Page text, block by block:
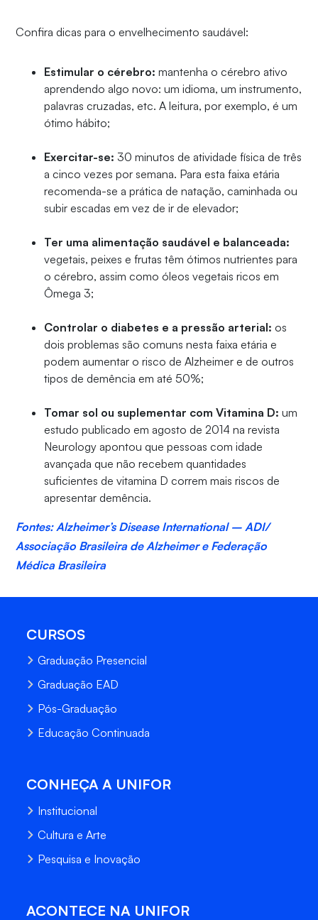
Confira dicas para o envelhecimento saudável:
Estimular o cérebro: mantenha o cérebro ativo
aprendendo algo novo: um idioma, um instrumento,
palavras cruzadas, etc. A leitura, por exemplo, é um
ótimo hábito;
Exercitar-se: 30 minutos de atividade física de três
a cinco vezes por semana. Para esta faixa etária
recomenda-se a prática de natação, caminhada ou
subir escadas em vez de ir de elevador;
Ter uma alimentação saudável e balanceada:
vegetais, peixes e frutas têm ótimos nutrientes para
o cérebro, assim como óleos vegetais ricos em
Ômega 3;
Controlar o diabetes e a pressão arterial:os
dois problemas são comuns nesta faixa etária e
podem aumentar o risco de Alzheimer e de outros
tipos de demência em até 50%;
Tomar sol ou suplementar com Vitamina D:um
estudo publicado em agosto de 2014 na revista
Neurology apontou que pessoas com idade
avançada que não recebem quantidades
suficientes de vitamina D correm mais riscos de
apresentar demência.
Fontes: Alzheimer’s Disease International – ADI/
Associação Brasileira de Alzheimer e Federação
Médica Brasileira
CURSOS
Graduação Presencial
Graduação EAD
Pós-Graduação
Educação Continuada
CONHEÇA A UNIFOR
Institucional
Cultura e Arte
Pesquisa e Inovação
ACONTECE NA UNIFOR